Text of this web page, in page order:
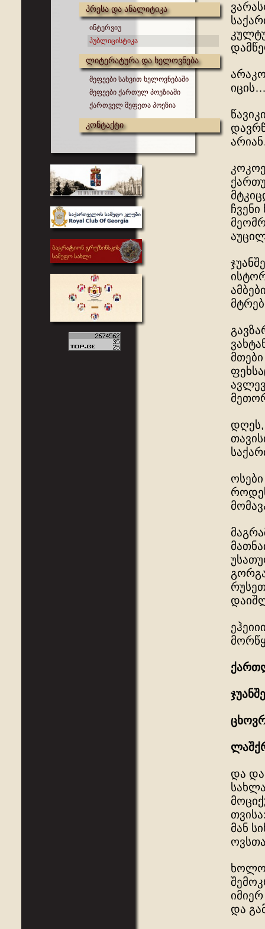
პრესა და ანალიტიკა
ინტერვიუ
პუბლიცისტიკა
ლიტერატურა და ხელოვნება
მეფეები სახვით ხელოვნებაში
მეფეები ქართულ პოეზიაში
ქართველ მეფეთა პოეზია
კონტაქტი
და
მან
ხოლო
და